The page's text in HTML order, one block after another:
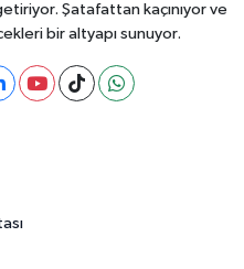
Şatafattan kaçınıyor ve
bir altyapı sunuyor.